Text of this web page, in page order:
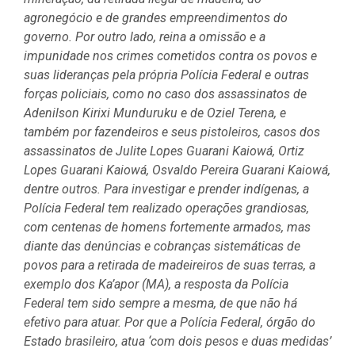
agronegócio e de grandes empreendimentos do
governo. Por outro lado, reina a omissão e a
impunidade nos crimes cometidos contra os povos e
suas lideranças pela própria Polícia Federal e outras
forças policiais, como no caso dos assassinatos de
Adenilson Kirixi Munduruku e de Oziel Terena, e
também por fazendeiros e seus pistoleiros, casos dos
assassinatos de Julite Lopes Guarani Kaiowá, Ortiz
Lopes Guarani Kaiowá, Osvaldo Pereira Guarani Kaiowá,
dentre outros. Para investigar e prender indígenas, a
Polícia Federal tem realizado operações grandiosas,
com centenas de homens fortemente armados, mas
diante das denúncias e cobranças sistemáticas de
povos para a retirada de madeireiros de suas terras, a
exemplo dos Ka’apor (MA), a resposta da Polícia
Federal tem sido sempre a mesma, de que não há
efetivo para atuar. Por que a Polícia Federal, órgão do
Estado brasileiro, atua ‘com dois pesos e duas medidas’